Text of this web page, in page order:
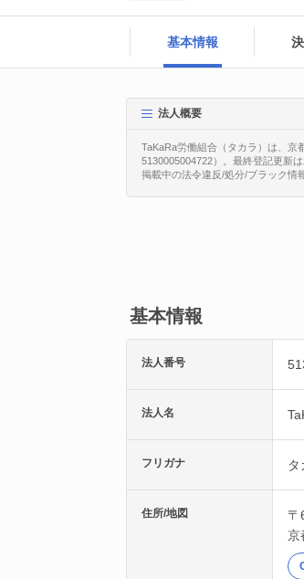
基本情報
法人概要
TaKaRa労働組合（タカラ）は、京
5130005004722）。最終登記更新
掲載中の法令違反/処分/ブラック情
基本情報
法人番号
法人名
フリガナ タ
住所/地図
〒
京